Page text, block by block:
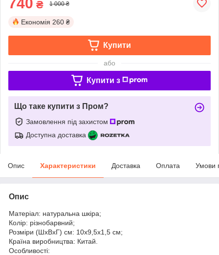
₴ 1 000 ₴
Економія 260 ₴
Купити
або
Купити з
Що таке купити з Пром?
Замовлення під захистом
Доступна доставка
Опис Характеристики Доставка Оплата Умови
Опис
Матеріал: натуральна шкіра;
Колір: різнобарвний;
Розміри (ШхВхГ) см: 10х9,5х1,5 см;
Країна виробництва: Китай.
Особливості: